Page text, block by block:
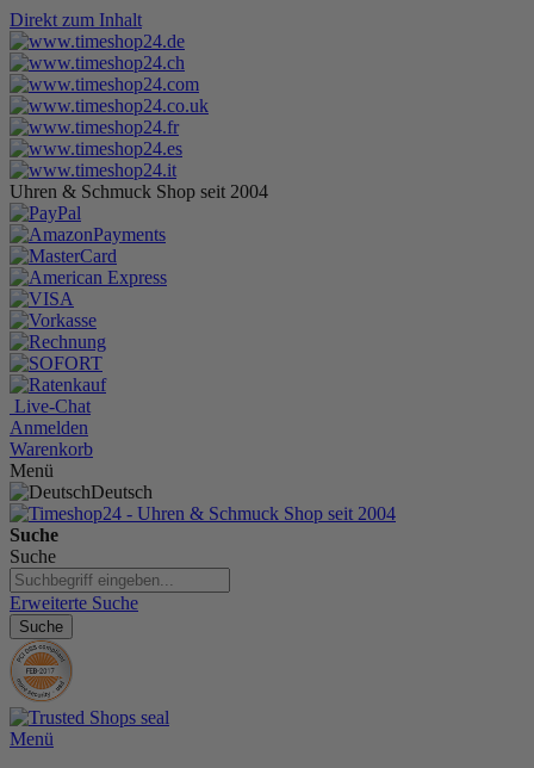
Direkt zum Inhalt
Uhren & Schmuck Shop seit 2004
Live-Chat
Anmelden
Warenkorb
Menü
Deutsch
Suche
Suche
Erweiterte Suche
Suche
Menü